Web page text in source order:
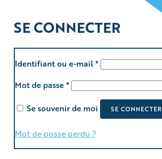
SE CONNECTER
Identifiant ou e-mail*Obligatoire
Mot de passe*Obligatoire
Se souvenir de moi SE CONNECTER
Mot de passe perdu ?